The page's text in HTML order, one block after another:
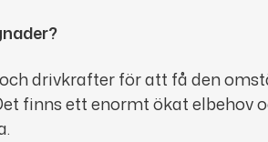
drivkrafter för att få den
finns ett enormt ökat elbehov